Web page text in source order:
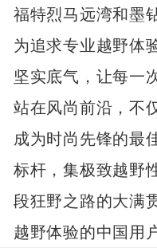
福特烈马远湾和墨
为追求专业越野体
坚实底气，让每一
站在风尚前沿，不
成为时尚先锋的最
标杆，集极致越野
段狂野之路的大满
越野体验的中国用